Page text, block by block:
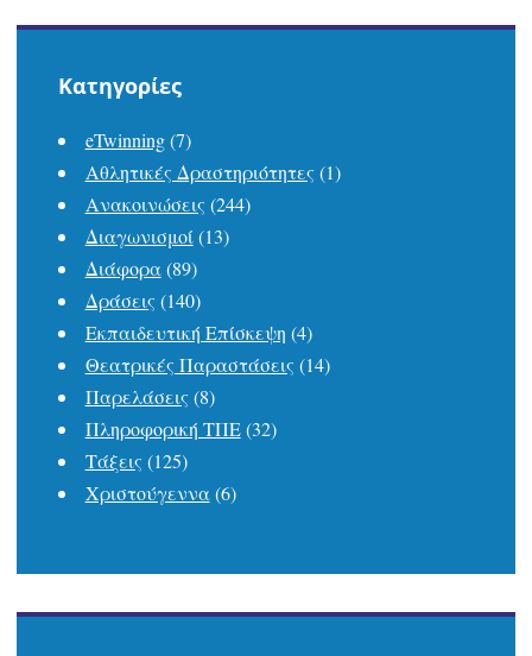
Kατηγορίες
eTwinning(7)
Αθλητικές Δραστηριότητες (1)
Ανακοινώσεις (244)
Διαγωνισμοί(13)
Διάφορα(89)
Δράσεις (140)
Εκπαιδευτική Επίσκεψη (4)
Θεατρικές Παραστάσεις (14)
Παρελάσεις (8)
Πληροφορική ΤΠΕ(32)
Τάξεις (125)
Χριστούγεννα(6)